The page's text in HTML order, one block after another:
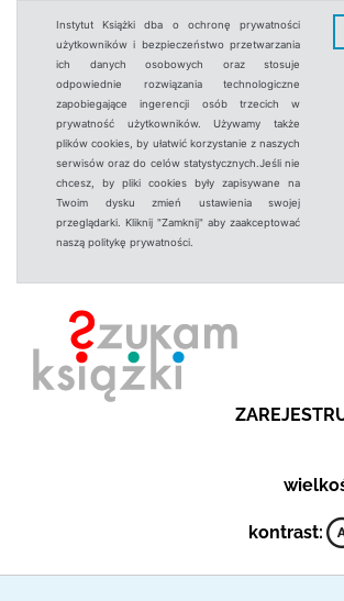
Instytut Książki dba o ochronę prywatności
użytkowników i bezpieczeństwo przetwarzania
ich danych osobowych oraz stosuje
odpowiednie rozwiązania technologiczne
zapobiegające ingerencji osób trzecich w
prywatność użytkowników. Używamy także
plików cookies, by ułatwić korzystanie z naszych
serwisów oraz do celów statystycznych.Jeśli nie
chcesz, by pliki cookies były zapisywane na
Twoim dysku zmień ustawienia swojej
przeglądarki. Kliknij "Zamknij" aby zaakceptować
naszą politykę prywatności.
kontrast: